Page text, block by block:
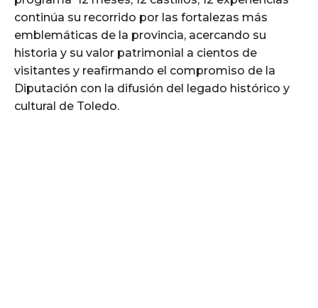
continúa su recorrido por las fortalezas más
emblemáticas de la provincia, acercando su
historia y su valor patrimonial a cientos de
visitantes y reafirmando el compromiso de la
Diputación con la difusión del legado histórico y
cultural de Toledo.